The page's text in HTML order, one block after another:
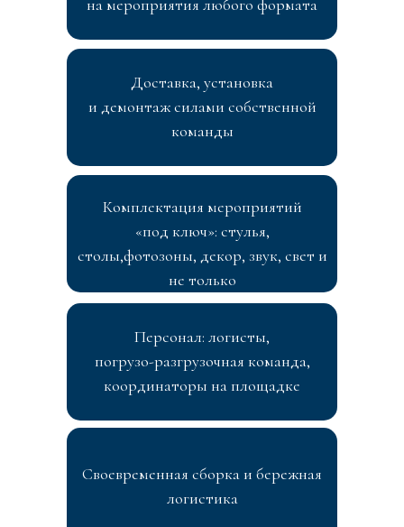
на мероприятия любого формата
Комплектация мероприятий
«под ключ»: стулья,
столы,фотозоны, декор, звук, свет и
не только
Доставка, установка
и демонтаж силами собственной
команды
Персонал: логисты,
погрузо-разгрузочная команда,
координаторы на площадке
Своевременная сборка и бережная
логистика